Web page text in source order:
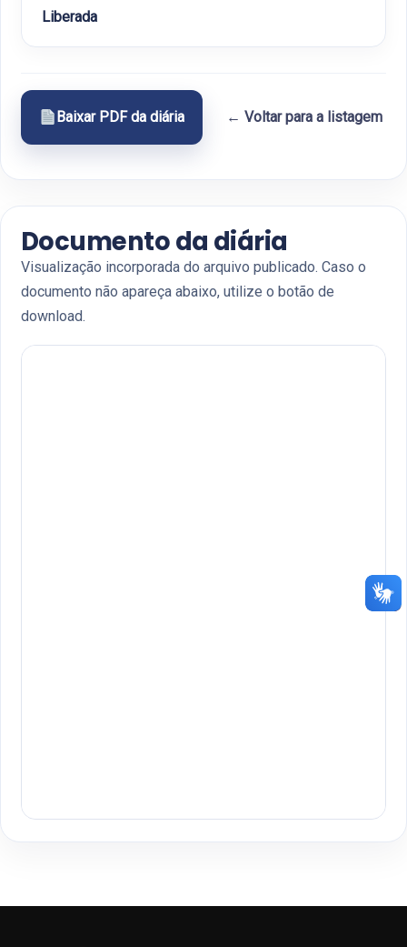
Liberada
Baixar PDF da diária ← Voltar para a listagem
Documento da diária
Visualização incorporada do arquivo publicado. Caso o
documento não apareça abaixo, utilize o botão de
download.